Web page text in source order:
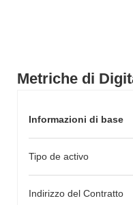
Metriche di
Informazioni di base
Tipo de activo
Indirizzo del Contratto